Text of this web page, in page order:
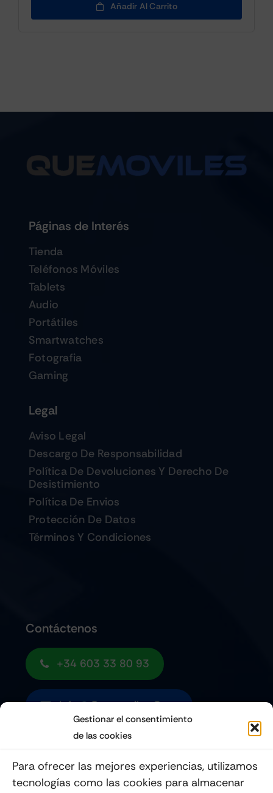
Gestionar el consentimiento
de las cookies
Para ofrecer las mejores experiencias, utilizamos
tecnologías como las cookies para almacenar
Añadir Al Carrito
Páginas de Interés
Tienda
Teléfonos Móviles
Tablets
Audio
Portátiles
Smartwatches
Fotografia
Gaming
Legal
Aviso Legal
Descargo De Responsabilidad
Política De Devoluciones Y Derecho De
Desistimiento
Política De Envios
Protección De Datos
Términos Y Condiciones
Contáctenos
+34 603 33 80 93
Info@quemoviles.com